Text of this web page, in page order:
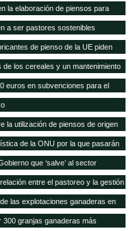
la elaboración de piensos para
a ser pastores sostenibles
de pienso de la UE piden
MG
los cereales y un mantenimiento
10 años según FAO/OCDE
euros en subvenciones para el
la utilización de piensos de origen
de la ONU por la que pasarán
al año
que ‘salve’ al sector
entre el pastoreo y la gestión
las explotaciones ganaderas en
300 granjas ganaderas más